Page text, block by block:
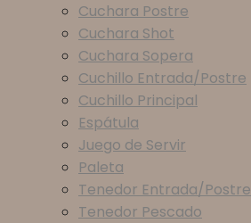
Cuchara Postre
Cuchara Shot
Cuchara Sopera
Cuchillo Entrada/Postre
Cuchillo Principal
Espátula
Juego de Servir
Paleta
Tenedor Entrada/Postre
Tenedor Pescado